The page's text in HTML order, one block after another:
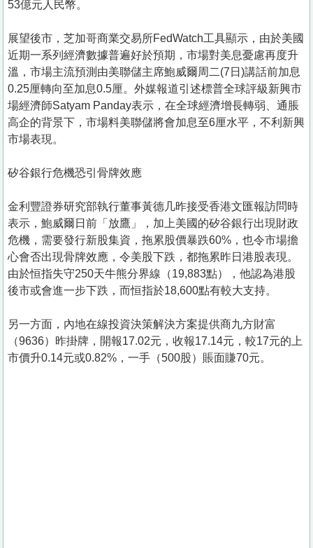
53億元人民幣。
展望後市，芝加哥商業交易所FedWatch工具顯示，由於美國
近期一系列經濟數據普遍好於預期，市場對美息憂慮再度升
溫，市場主流預測由美聯儲主席鮑威爾周二(7日)講話前加息
0.25厘轉向至加息0.5厘。外媒報道引述標普全球評級新興市
場經濟師Satyam Panday表示，在全球經濟增長轉弱、通脹
高企的背景下，市場料美聯儲將會加息至6厘水平，不利新興
市場表現。
矽谷銀行危機恐引骨牌效應
金利豐證券研究部執行董事黃德几昨接受香港文匯報訪問時
表示，鮑威爾日前「放鷹」，加上美國的矽谷銀行出現財政
危機，需要發行新股集資，拖累股價暴跌60%，也令市場擔
心會否出現骨牌效應，令美股下跌，都拖累昨日港股表現。
由於恒指失守250天牛熊分界線（19,883點），他認為港股
後市或會進一步下跌，而恒指於18,600點有較大支持。
另一方面，內地在線投資決策解決方案提供商九方財富
（9636）昨掛牌，開報17.02元，收報17.14元，較17元的上
市價升0.14元或0.82%，一手（500股）賬面賺70元。